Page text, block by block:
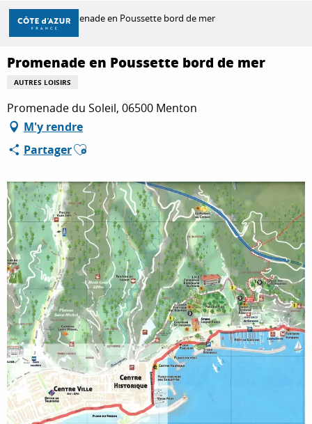
Aller
contenu
principal
DÉCOUVRIR
À FAIRE
SÉJOURNER
Accueil Promenade en Poussette bord de mer
Promenade en Poussette bord de mer
AUTRES LOISIRS
Promenade du Soleil, 06500 Menton
M'y rendre
PartagerAjouter aux favoris